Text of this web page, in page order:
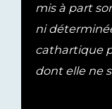
mis à part
ni
cathartique
dont elle ne